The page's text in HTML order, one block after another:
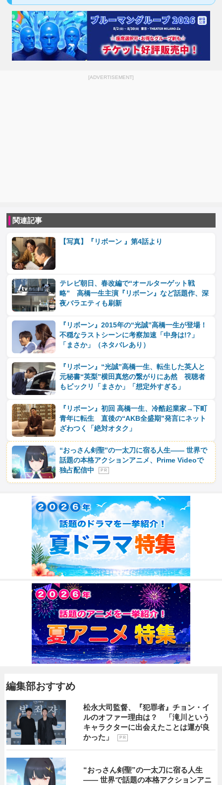
[ADVERTISEMENT]
関連記事
【写真】『リボーン 』第4話より
テレビ朝日、春改編で“オールターゲット戦
略” 高橋一生主演『リボーン』など話題作、深
夜バラエティも刷新
『リボーン』2015年の“光誠”高橋一生が登場！
不穏なラストシーンに考察加速「中身は!?」
「まさか」（ネタバレあり）
『リボーン』“光誠”高橋一生、転生した英人と
元秘書“英梨”横田真悠の繋がりにあ然 視聴者
もビックリ「まさか」「想定外すぎる」
『リボーン』初回 高橋一生、冷酷起業家→下町
青年に転生 直後の“AKB全盛期”発言にネット
ざわつく「絶対オタク」
“おっさん剣聖”の一太刀に宿る人生―― 世界で
話題の本格アクションアニメ、Prime Videoで
独占配信中
P R
編集部おすすめ
松永大司監督、『犯罪者』チョン・イ
ルのオファー理由は？ 「滝川という
キャラクターに出会えたことは運が良
かった」
P R
“おっさん剣聖”の一太刀に宿る人生
―― 世界で話題の本格アクションアニ